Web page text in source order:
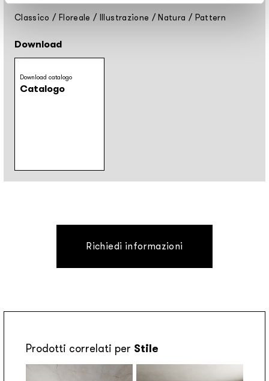
Classico / Floreale / Illustrazione /Natura / Pattern
Download
Download catalogo
Catalogo
Richiedi informazioni
Prodotti correlati per Stile